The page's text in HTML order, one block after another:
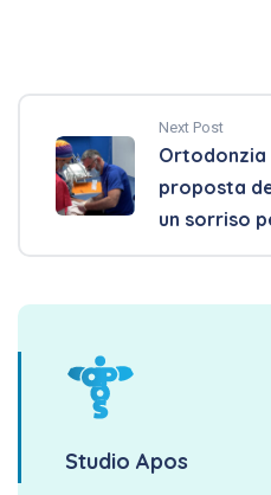
Next Post
Ortodonzia
proposta
un sorriso
Studio Apos